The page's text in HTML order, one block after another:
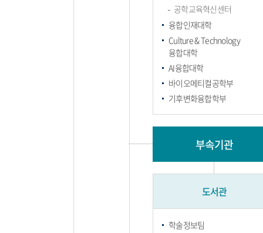
공학교육혁신센터
융합인재대학
Culture & Technology
융합대학
AI융합대학
바이오메티컬공학부
기후변화융합학부
부속기관
도서관
학술정보팀